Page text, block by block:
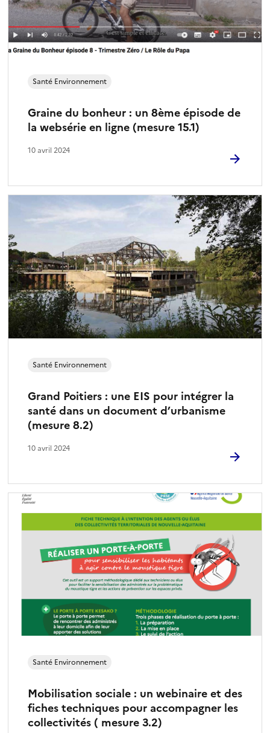
Graine du bonheur : un 8ème épisode de
la websérie en ligne (mesure 15.1)
Santé Environnement
10 avril 2024
Grand Poitiers : une EIS pour intégrer la
santé dans un document d’urbanisme
(mesure 8.2)
Santé Environnement
10 avril 2024
Mobilisation sociale : un webinaire et des
fiches techniques pour accompagner les
collectivités ( mesure 3.2)
Santé Environnement